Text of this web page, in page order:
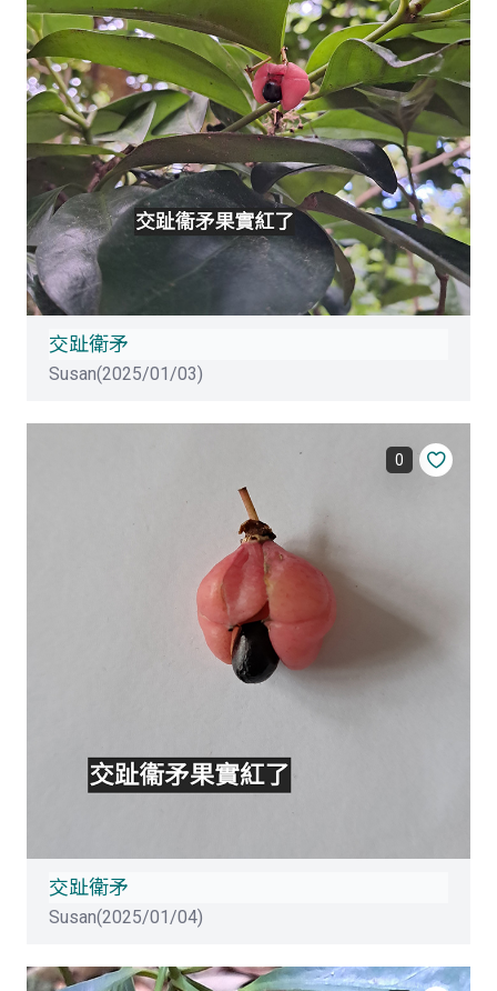
交趾衛矛
Susan(2025/01/03)
0
交趾衛矛
Susan(2025/01/04)